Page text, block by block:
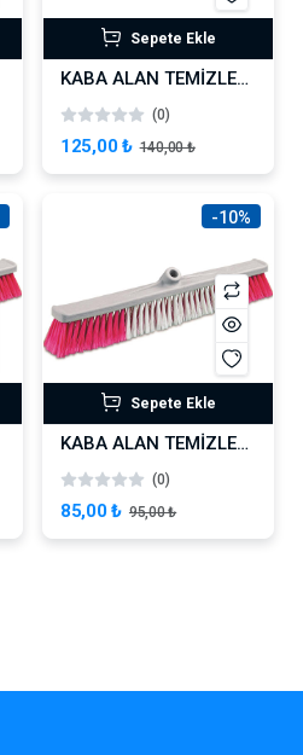
Sepete Ekle
KABA ALAN TEMİZLEME FIRÇASI 60 CM YUMUŞAK
(0)
125,00 ₺ 140,00 ₺
-10%
Sepete Ekle
KABA ALAN TEMİZLEME FIRÇASI 40 CM YUMUŞAK
(0)
85,00 ₺ 95,00 ₺